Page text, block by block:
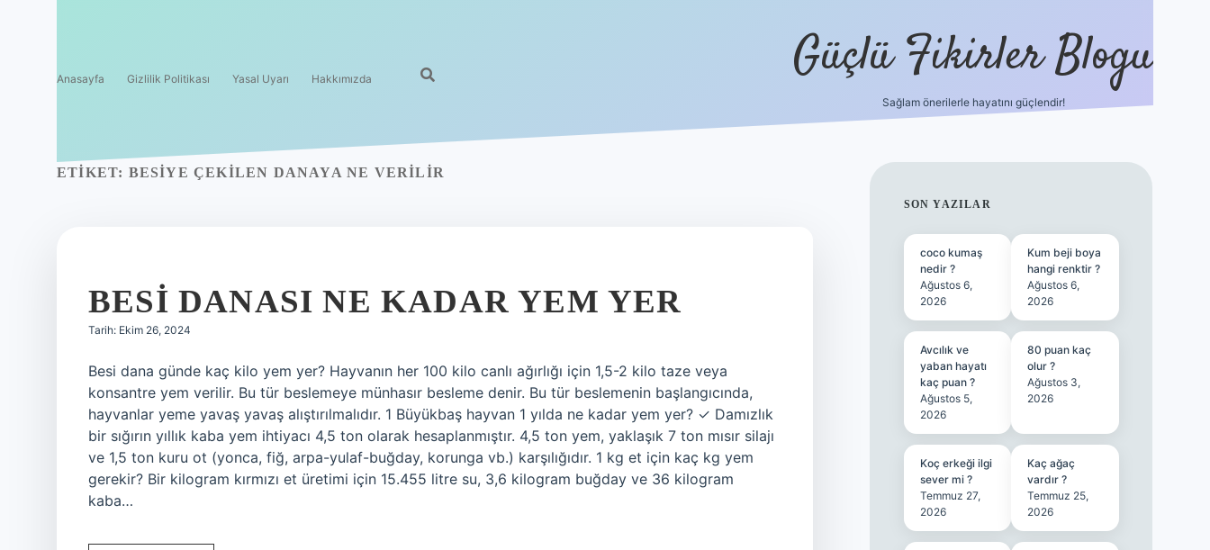
Anasayfa Gizlilik Politikası Yasal Uyarı Hakkımızda Güçlü Fikirler Blogu
Sağlam önerilerle hayatını güçlendir!
ETIKET: BESIYE ÇEKILEN DANAYA NE VERILIR
BESI DANASI NE KADAR YEM YER
Tarih: Ekim 26, 2024
Besi dana günde kaç kilo yem yer? Hayvanın her 100 kilo canlı ağırlığı için 1,5-2 kilo taze veya
konsantre yem verilir. Bu tür beslemeye münhasır besleme denir. Bu tür beslemenin başlangıcında,
hayvanlar yeme yavaş yavaş alıştırılmalıdır. 1 Büyükbaş hayvan 1 yılda ne kadar yem yer? ✓ Damızlık
bir sığırın yıllık kaba yem ihtiyacı 4,5 ton olarak hesaplanmıştır. 4,5 ton yem, yaklaşık 7 ton mısır silajı
ve 1,5 ton kuru ot (yonca, fiğ, arpa-yulaf-buğday, korunga vb.) karşılığıdır. 1 kg et için kaç kg yem
gerekir? Bir kilogram kırmızı et üretimi için 15.455 litre su, 3,6 kilogram buğday ve 36 kilogram
kaba…
SIDEBAR
SON YAZILAR
coco kumaş
nedir ?
Ağustos 6,
2026
Kum beji boya
hangi renktir ?
Ağustos 6,
2026
Avcılık ve
yaban hayatı
kaç puan ?
Ağustos 5,
2026
80 puan kaç
olur ?
Ağustos 3,
2026
Koç erkeği ilgi
sever mi ?
Temmuz 27,
2026
Kaç ağaç
vardır ?
Temmuz 25,
2026
ilbet bahis sitesi